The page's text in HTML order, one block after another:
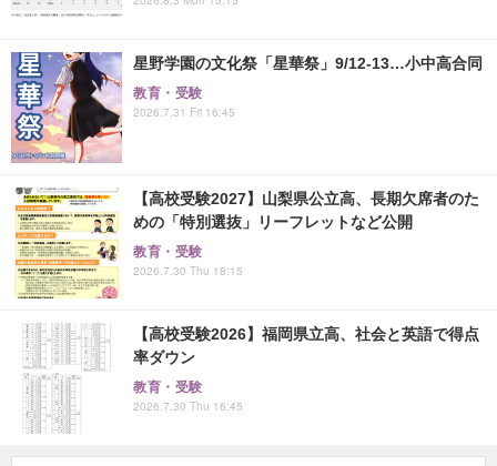
星野学園の文化祭「星華祭」9/12-13…小中高合同
教育・受験
2026.7.31 Fri 16:45
【高校受験2027】山梨県公立高、長期欠席者のた
めの「特別選抜」リーフレットなど公開
教育・受験
2026.7.30 Thu 18:15
【高校受験2026】福岡県立高、社会と英語で得点
率ダウン
教育・受験
2026.7.30 Thu 16:45